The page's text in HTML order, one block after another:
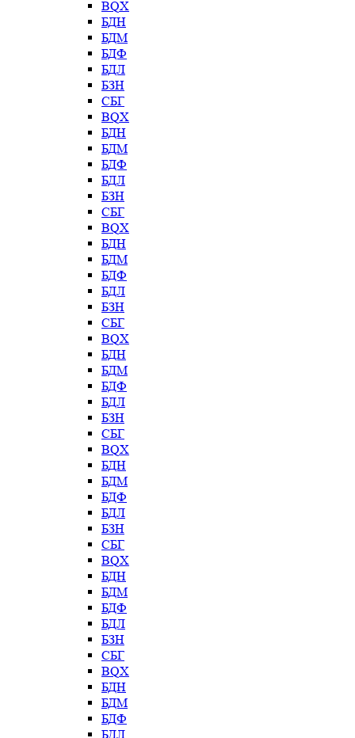
BQX
БДН
БДМ
БДФ
БДЛ
БЗН
СБГ
BQX
БДН
БДМ
БДФ
БДЛ
БЗН
СБГ
BQX
БДН
БДМ
БДФ
БДЛ
БЗН
СБГ
BQX
БДН
БДМ
БДФ
БДЛ
БЗН
СБГ
BQX
БДН
БДМ
БДФ
БДЛ
БЗН
СБГ
BQX
БДН
БДМ
БДФ
БДЛ
БЗН
СБГ
BQX
БДН
БДМ
БДФ
БДЛ